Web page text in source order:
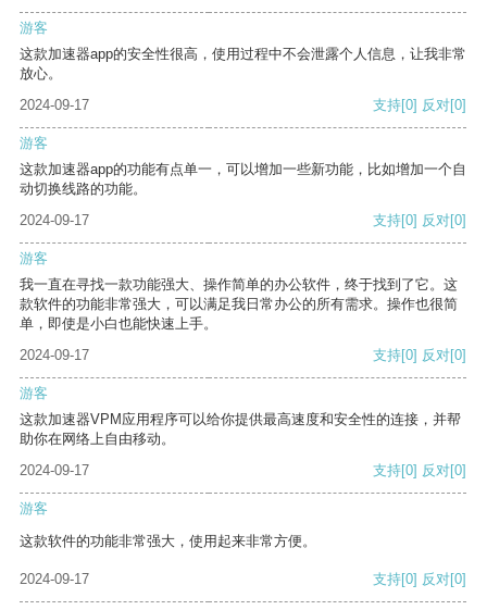
游客
这款加速器app的安全性很高，使用过程中不会泄露个人信息，让我非常
放心。
2024-09-17
支持[0] 反对[0]
游客
这款加速器app的功能有点单一，可以增加一些新功能，比如增加一个自
动切换线路的功能。
2024-09-17
支持[0] 反对[0]
游客
我一直在寻找一款功能强大、操作简单的办公软件，终于找到了它。这
款软件的功能非常强大，可以满足我日常办公的所有需求。操作也很简
单，即使是小白也能快速上手。
2024-09-17
支持[0] 反对[0]
游客
这款加速器VPM应用程序可以给你提供最高速度和安全性的连接，并帮
助你在网络上自由移动。
2024-09-17
支持[0] 反对[0]
游客
这款软件的功能非常强大，使用起来非常方便。
2024-09-17 支持[0] 反对[0]